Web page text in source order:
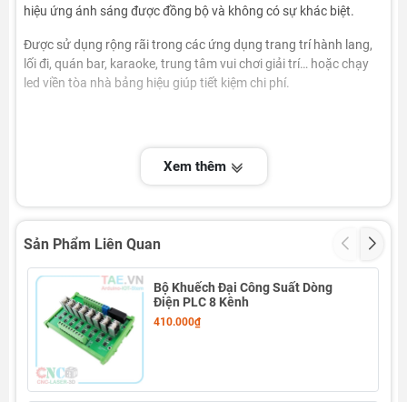
hiệu ứng ánh sáng được đồng bộ và không có sự khác biệt.
Được sử dụng rộng rãi trong các ứng dụng trang trí hành lang,
lối đi, quán bar, karaoke, trung tâm vui chơi giải trí… hoặc chạy
led viền tòa nhà bảng hiệu giúp tiết kiệm chi phí.
(Hình ảnh 1 phân giải 400-450px)
(Hình ảnh 2 phân giải 400 - 450px)
Thông số kỹ thuật(tên sp):
- Model: SP901E
- Nhiệt độ hoạt động: – 20 ~ 60°C
Xem thêm
Sản Phẩm Liên Quan
Bộ Khuếch Đại Công Suất Dòng
Điện PLC 8 Kênh
410.000₫